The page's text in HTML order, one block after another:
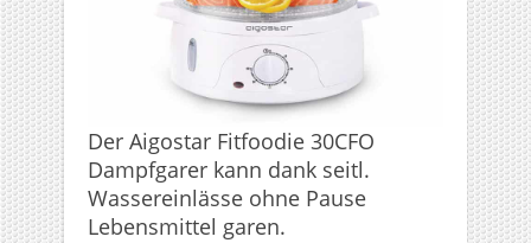
Der Aigostar Fitfoodie 30CFO
Dampfgarer kann dank seitl.
Wassereinlässe ohne Pause
Lebensmittel garen.